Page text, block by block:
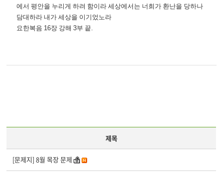
에서 평안을 누리게 하려 함이라 세상에서는 너희가 환난을 당하나
담대하라 내가 세상을 이기었노라
요한복음 16장 강해3부 끝.
제목
[문제지] 8월 목장 문제